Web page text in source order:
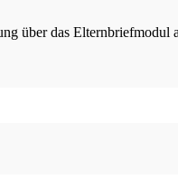
über das Elternbriefmodul